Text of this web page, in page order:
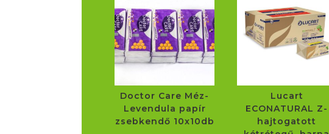
Doctor Care Méz-
Levendula papír
zsebkendő 10x10db
Lucart
ECONATURAL Z-
hajtogatott